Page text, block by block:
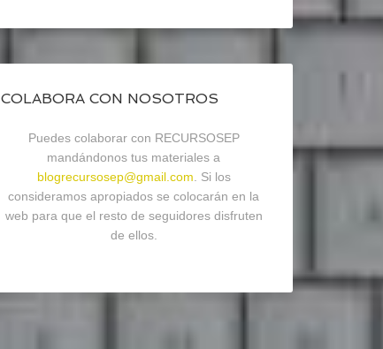
COLABORA CON NOSOTROS
Puedes colaborar con RECURSOSEP
mandándonos tus materiales a
blogrecursosep@gmail.com . Si los
consideramos apropiados se colocarán en la
web para que el resto de seguidores disfruten
de ellos.